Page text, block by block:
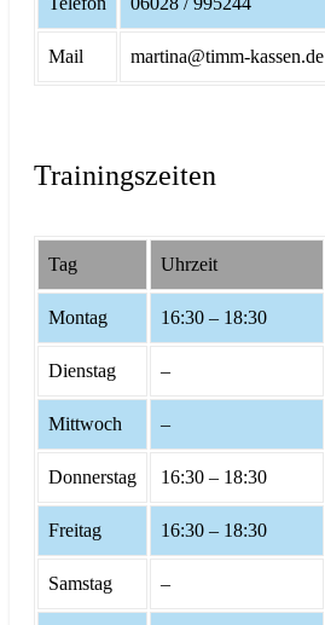
Mail martina@timm-kassen.de
Trainingszeiten
Tag Uhrzeit
Montag 16:30 – 18:30
Dienstag –
Mittwoch –
Donnerstag 16:30 – 18:30
Freitag 16:30 – 18:30
Samstag –